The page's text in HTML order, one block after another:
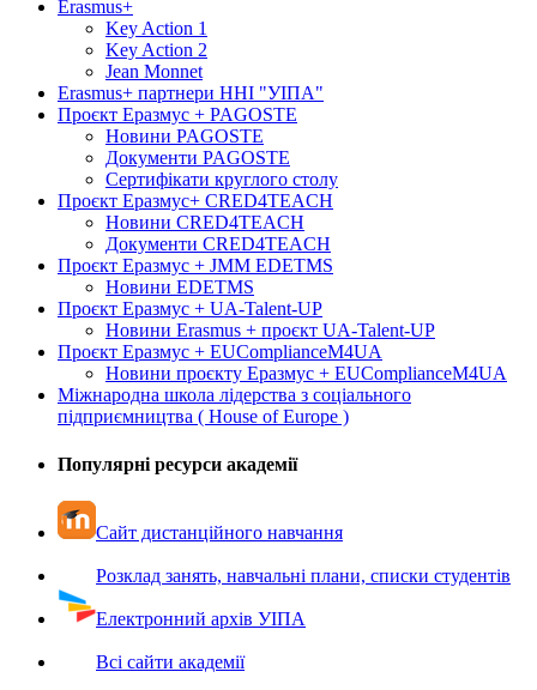
Erasmus+
Key Action 1
Key Action 2
Jean Monnet
Erasmus+ партнери ННІ "УІПА"
Проєкт Еразмус + PAGOSTE
Новини PAGOSTE
Документи PAGOSTE
Сертифікати круглого столу
Проєкт Еразмус+ CRED4TEACH
Новини CRED4TEACH
Документи CRED4TEACH
Проєкт Еразмус + JMM EDETMS
Новини EDETMS
Проєкт Еразмус + UA-Talent-UP
Новини Erasmus + проєкт UA-Talent-UP
Проєкт Еразмус + EUComplianceM4UA
Новини проєкту Еразмус + EUComplianceM4UA
Міжнародна школа лідерства з соціального
підприємництва ( House of Europe )
Популярні ресурси академії
Сайт дистанційного навчання
Розклад занять, навчальні плани, списки студентів
Електронний архів УІПА
Всі сайти академії